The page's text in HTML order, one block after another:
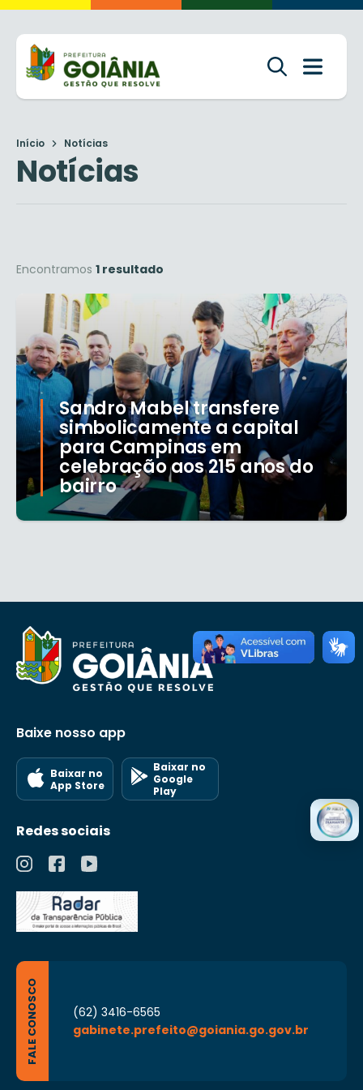
Início Notícias
Notícias
Encontramos 1 resultado
Sandro Mabel transfere
simbolicamente a capital
para Campinas em
celebração aos 215 anos do
bairro
Baixe nosso app
Baixar no
App Store
Baixar no
Google
Play
Redes sociais
FALE CONOSCO
(62) 3416-6565
gabinete.prefeito@goiania.go.gov.br